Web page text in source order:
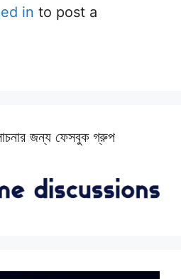
in to post a
জন্য ফেসবুক গ্রুপ